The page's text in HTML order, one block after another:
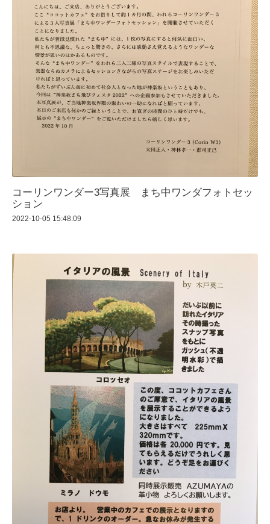
コーリンワンダー3写真展 まち中ワンダフォトセッ
ション
2022-10-05 15:48:09